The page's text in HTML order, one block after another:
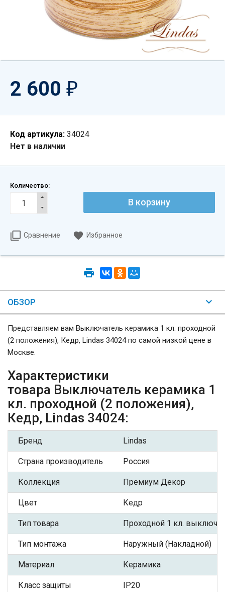
2 600 ₽
Код артикула: 34024
Нет в наличии
Количество:
Сравнение Избранное
ОБЗОР
Представляем вам Выключатель керамика 1 кл. проходной
(2 положения), Кедр, Lindas 34024 по самой низкой цене в
Москве.
Характеристики
товара Выключатель керамика 1
кл. проходной (2 положения),
Кедр, Lindas 34024:
Бренд Lindas
Страна производитель Россия
Коллекция Премиум Декор
Цвет Кедр
Тип товара Проходной 1 кл.
Тип монтажа Наружный (Накладной)
Материал Керамика
Класс защиты IP20